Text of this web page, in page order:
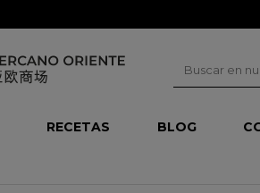
RECETAS BLOG